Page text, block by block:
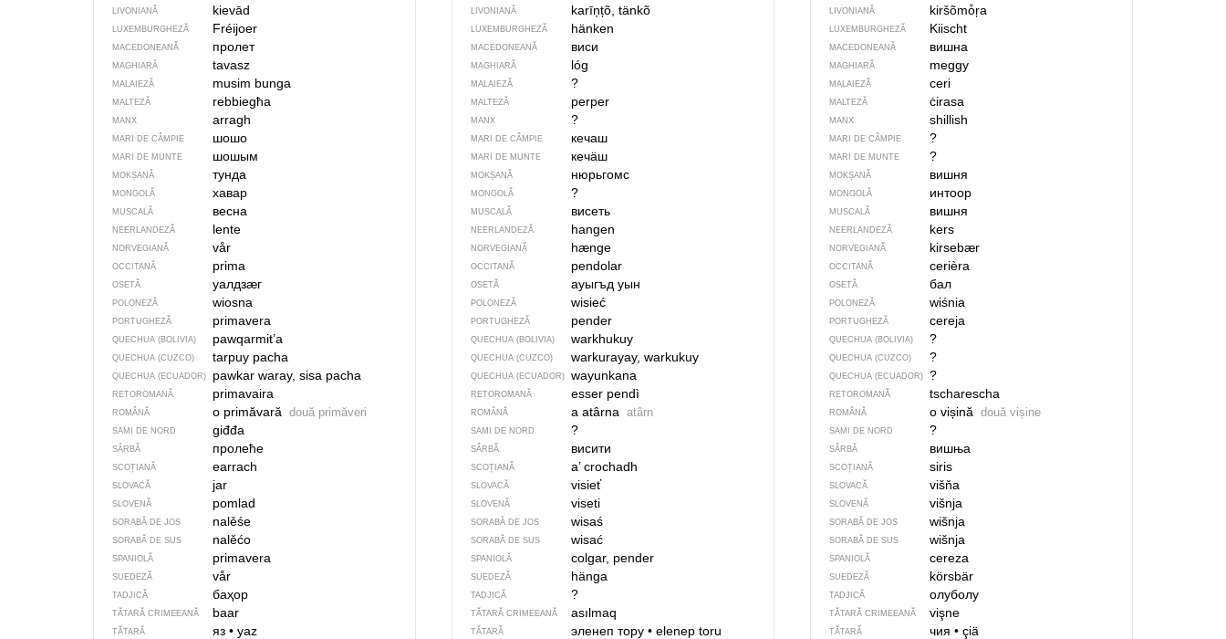
LIVONIANĂ kievād
LUXEMBURGHEZĂ Fréijoer
MACEDONEANĂ пролет
MAGHIARĂ tavasz
MALAIEZĂ musim bunga
MALTEZĂ rebbiegħa
MANX arragh
MARI DE CÂMPIE шошо
MARI DE MUNTE шошым
MOKȘANĂ тунда
MONGOLĂ хавар
MUSCALĂ весна
NEERLANDEZĂ lente
NORVEGIANĂ vår
OCCITANĂ prima
OSETĂ уалдзӕг
POLONEZĂ wiosna
PORTUGHEZĂ primavera
QUECHUA (BOLIVIA) pawqarmit’a
QUECHUA (CUZCO) tarpuy pacha
QUECHUA (ECUADOR) pawkar waray, sisa pacha
RETOROMANĂ primavaira
ROMÂNĂ o primăvară două primăveri
SAMI DE NORD giđđa
SÂRBĂ пролеће
SCOȚIANĂ earrach
SLOVACĂ jar
SLOVENĂ pomlad
SORABĂ DE JOS nalěśe
SORABĂ DE SUS nalěćo
SPANIOLĂ primavera
SUEDEZĂ vår
TADJICĂ баҳор
TĂTARĂ CRIMEEANĂ baar
TĂTARĂ яз •yaz
LIVONIANĂ karīņțõ, tänkõ
LUXEMBURGHEZĂ hänken
MACEDONEANĂ виси
MAGHIARĂ lóg
MALAIEZĂ ?
MALTEZĂ perper
MANX ?
MARI DE CÂMPIE кечаш
MARI DE MUNTE кечӓш
MOKȘANĂ нюрьгомс
MONGOLĂ ?
MUSCALĂ висеть
NEERLANDEZĂ hangen
NORVEGIANĂ hænge
OCCITANĂ pendolar
OSETĂ ауыгъд уын
POLONEZĂ wisieć
PORTUGHEZĂ pender
QUECHUA (BOLIVIA) warkhukuy
QUECHUA (CUZCO) warkurayay, warkukuy
QUECHUA (ECUADOR) wayunkana
RETOROMANĂ esser pendì
ROMÂNĂ a atârna atârn
SAMI DE NORD ?
SÂRBĂ висити
SCOȚIANĂ a’ crochadh
SLOVACĂ visieť
SLOVENĂ viseti
SORABĂ DE JOS wisaś
SORABĂ DE SUS wisać
SPANIOLĂ colgar, pender
SUEDEZĂ hänga
TADJICĂ ?
TĂTARĂ CRIMEEANĂ asılmaq
TĂTARĂ эленеп тору • elenep toru
LIVONIANĂ kiršõmȱŗa
LUXEMBURGHEZĂ Kiischt
MACEDONEANĂ вишна
MAGHIARĂ meggy
MALAIEZĂ ceri
MALTEZĂ ċirasa
MANX shillish
MARI DE CÂMPIE ?
MARI DE MUNTE ?
MOKȘANĂ вишня
MONGOLĂ интоор
MUSCALĂ вишня
NEERLANDEZĂ kers
NORVEGIANĂ kirsebær
OCCITANĂ cerièra
OSETĂ бал
POLONEZĂ wiśnia
PORTUGHEZĂ cereja
QUECHUA (BOLIVIA) ?
QUECHUA (CUZCO) ?
QUECHUA (ECUADOR) ?
RETOROMANĂ tscharescha
ROMÂNĂ o vișină două vișine
SAMI DE NORD ?
SÂRBĂ вишња
SCOȚIANĂ siris
SLOVACĂ višňa
SLOVENĂ višnja
SORABĂ DE JOS wišnja
SORABĂ DE SUS wišnja
SPANIOLĂ cereza
SUEDEZĂ körsbär
TADJICĂ олуболу
TĂTARĂ CRIMEEANĂ vişne
TĂTARĂ чия• çiä